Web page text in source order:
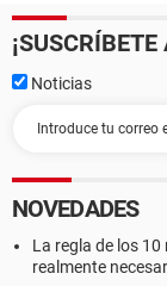
Noticias
NOVEDADES
La regla de los
realmente